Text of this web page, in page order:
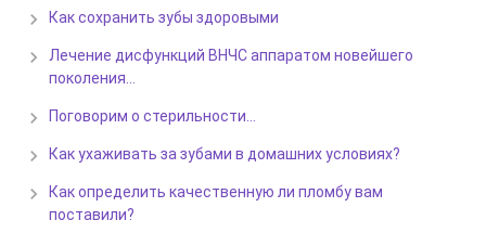
Как сохранить зубы здоровыми
Лечение дисфункций ВНЧС аппаратом новейшего
поколения…
Поговорим о стерильности…
Как ухаживать за зубами в домашних условиях?
Как определить качественную ли пломбу вам
поставили?